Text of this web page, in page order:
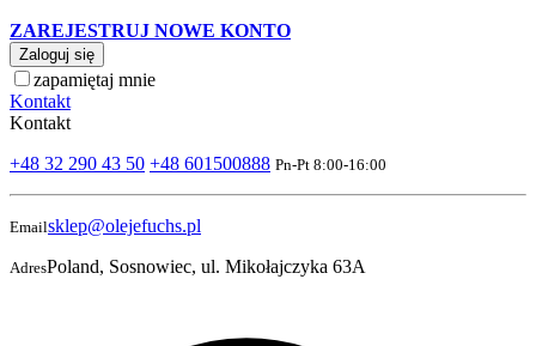
ZAREJESTRUJ NOWE KONTO
Zaloguj się
zapamiętaj mnie
Kontakt
Kontakt
+48 32 290 43 50 +48 601500888 Pn-Pt 8:00-16:00
Emailsklep@olejefuchs.pl
AdresPoland, Sosnowiec, ul. Mikołajczyka 63A